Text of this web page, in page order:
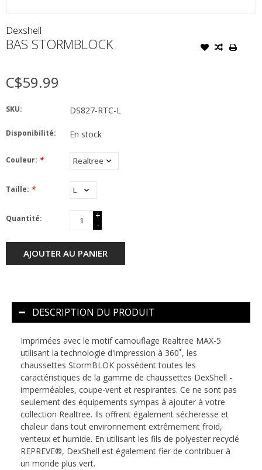
Dexshell
BAS STORMBLOCK
C$59.99
SKU: DS827-RTC-L
Disponibilité: En stock
Couleur: *
Taille: *
Quantité:
+
-
AJOUTER AU PANIER
DESCRIPTION DU PRODUIT
Imprimées avec le motif camouflage Realtree MAX-5
utilisant la technologie d'impression à 360˚, les
chaussettes StormBLOK possèdent toutes les
caractéristiques de la gamme de chaussettes DexShell -
imperméables, coupe-vent et respirantes. Ce ne sont pas
seulement des équipements sympas à ajouter à votre
collection Realtree. Ils offrent également sécheresse et
chaleur dans tout environnement extrêmement froid,
venteux et humide. En utilisant les fils de polyester recyclé
REPREVE®, DexShell est également fier de contribuer à
un monde plus vert.